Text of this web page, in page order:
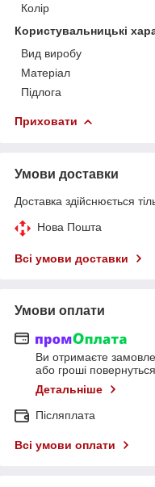
Колір
Користувальницькі
Вид виробу
Матеріал
Підлога
Приховати
Умови доставки
Доставка здійснюється
Нова Пошта
Всі умови доставки
Умови оплати
Ви отримаєте
або гроші
Детальніше
Післяплата
Всі умови оплати